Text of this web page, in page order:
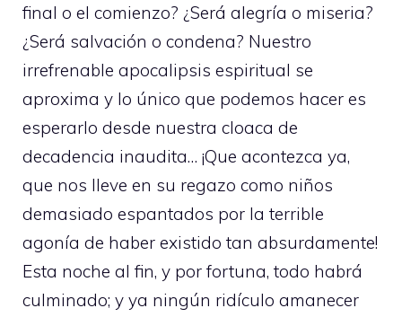
final o el comienzo? ¿Será alegría o miseria?
¿Será salvación o condena? Nuestro
irrefrenable apocalipsis espiritual se
aproxima y lo único que podemos hacer es
esperarlo desde nuestra cloaca de
decadencia inaudita… ¡Que acontezca ya,
que nos lleve en su regazo como niños
demasiado espantados por la terrible
agonía de haber existido tan absurdamente!
Esta noche al fin, y por fortuna, todo habrá
culminado; y ya ningún ridículo amanecer